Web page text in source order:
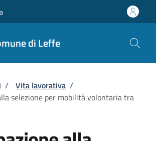
di Leffe
pane
/ Vita lavorativa /
selezione per mobilità volontaria tra